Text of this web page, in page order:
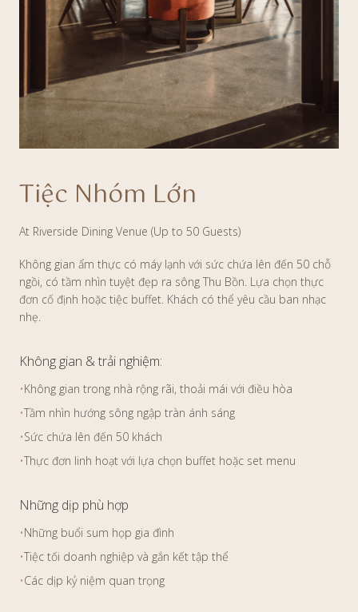
Tiệc Nhóm Lớn
At Riverside Dining Venue (Up to 50 Guests)
Không gian ẩm thực có máy lạnh với sức chứa lên đến 50 chỗ
ngồi, có tầm nhìn tuyệt đẹp ra sông Thu Bồn. Lựa chọn thực
đơn cố định hoặc tiệc buffet. Khách có thể yêu cầu ban nhạc
nhẹ.
Không gian & trải nghiệm:
•Không gian trong nhà rộng rãi, thoải mái với điều hòa
•Tầm nhìn hướng sông ngập tràn ánh sáng
•Sức chứa lên đến 50 khách
•Thực đơn linh hoạt với lựa chọn buffet hoặc set menu
Những dịp phù hợp
•Những buổi sum họp gia đình
•Tiệc tối doanh nghiệp và gắn kết tập thể
•Các dịp kỷ niệm quan trọng